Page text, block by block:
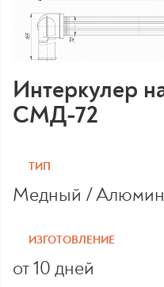
Интеркулер
СМД-72
ТИП
Медный /
ИЗГОТОВЛЕНИЕ
от 10 дней